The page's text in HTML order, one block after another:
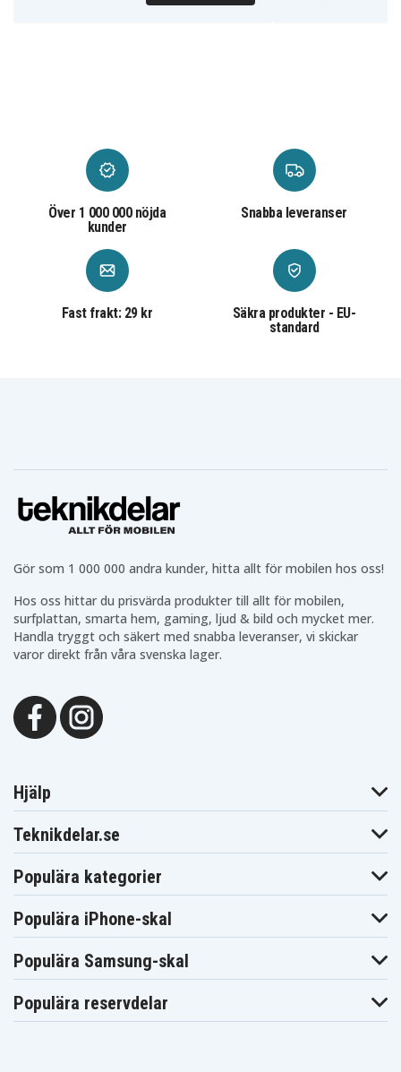
Över 1 000 000 nöjda
kunder
Snabba leveranser
Fast frakt: 29 kr
Säkra produkter - EU-
standard
Gör som 1 000 000 andra kunder, hitta allt för mobilen hos oss!
Hos oss hittar du prisvärda produkter till allt för mobilen,
surfplattan, smarta hem, gaming, ljud & bild och mycket mer.
Handla tryggt och säkert med snabba leveranser, vi skickar
varor direkt från våra svenska lager.
Hjälp
Teknikdelar.se
Populära kategorier
Populära iPhone-skal
Populära Samsung-skal
Populära reservdelar